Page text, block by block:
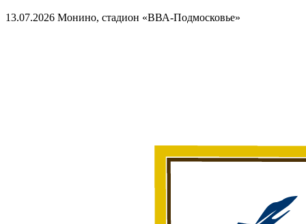
13.07.2026 Монино, стадион «ВВА-Подмосковье»